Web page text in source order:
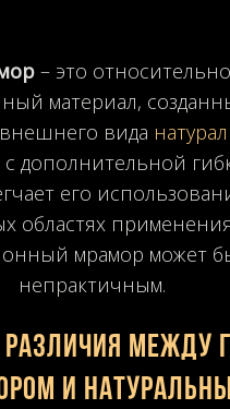
– это
материал,
вида
с дополнительной
его
областях
мрамор может
непрактичным.
между
и